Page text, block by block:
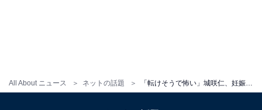
All About ニュース ネットの話題